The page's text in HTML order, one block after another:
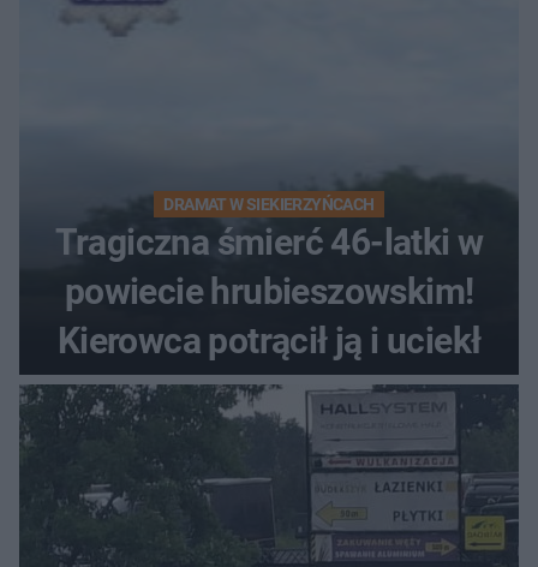
DRAMAT W SIEKIERZYŃCACH
Tragiczna śmierć 46-latki w
powiecie hrubieszowskim!
Kierowca potrącił ją i uciekł